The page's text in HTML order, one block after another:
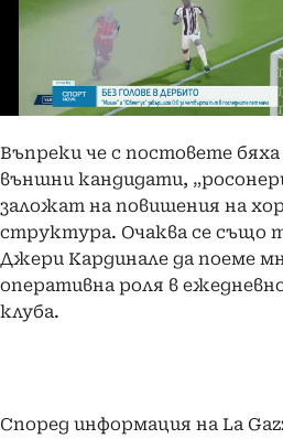
Въпреки че с постовете бяха
външни кандидати,
заложат на повишения на
структура. Очаква се също
Джери Кардинале да поеме
оперативна роля в
клуба.
Според информация на La